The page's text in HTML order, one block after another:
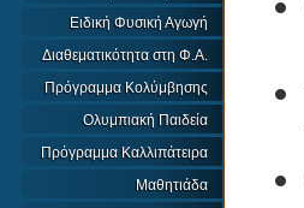
Ειδική Φυσική Αγωγή
Διαθεματικότητα στη Φ.Α.
Πρόγραμμα Κολύμβησης
Ολυμπιακή Παιδεία
Πρόγραμμα Καλλιπάτειρα
Μαθητιάδα